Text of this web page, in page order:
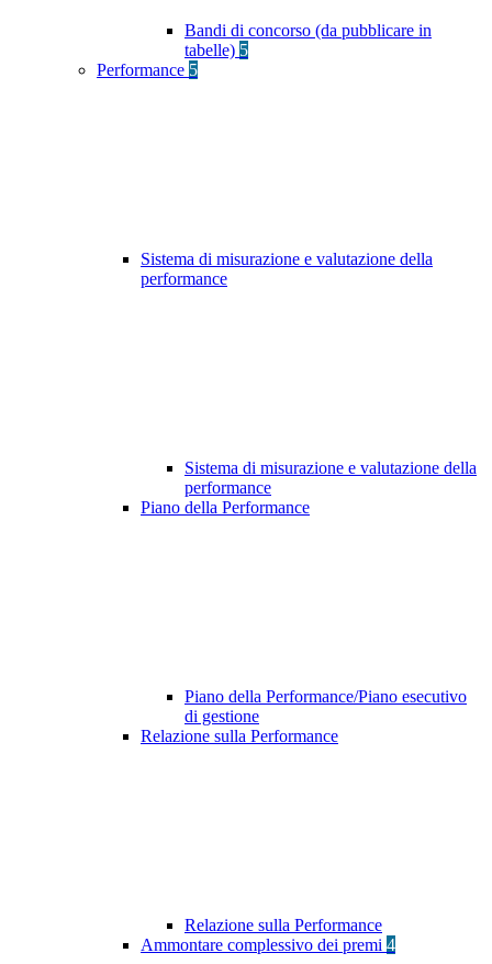
Bandi di concorso (da pubblicare in
tabelle) 5
Performance 5
Sistema di misurazione e valutazione della
performance
Sistema di misurazione e valutazione della
performance
Piano della Performance
Piano della Performance/Piano esecutivo
di gestione
Relazione sulla Performance
Relazione sulla Performance
Ammontare complessivo dei premi 4